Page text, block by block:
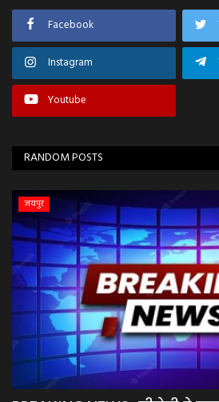
Facebook
Instagram
Youtube
RANDOM POSTS
जयपुर